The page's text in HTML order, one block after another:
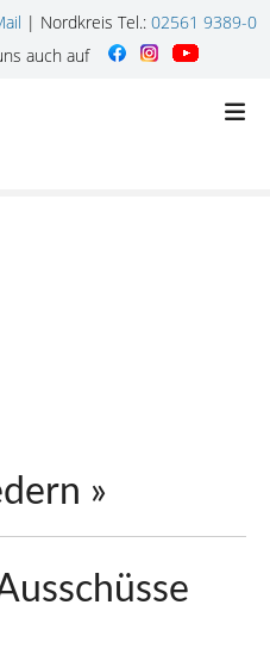
| Nordkreis Tel.: 02561 9389-0
auch auf
»